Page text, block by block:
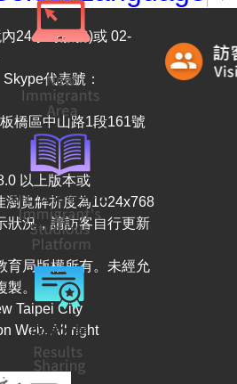
24小時服務)或 02-
代表號：
橋區中山路1段161號
以上版本或
瀏覽解析度為1024x768
狀況，請訪客自行更新
育局版權所有。未經允
。
Taipei City
Web. All right